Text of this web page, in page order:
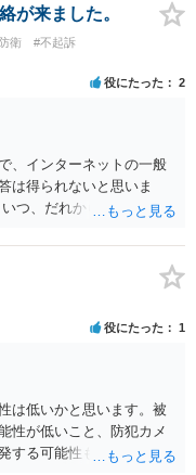
な就労・監督状況） ・監
実現可能性があるもので
執行猶予が狙える事案で
実刑となるか微妙な事案
が来ました。
衛
#不起訴
役にたった 2
、インターネットの一般
は得られないと思いま
つ、だれからどのような
て、お近くで詳細な法律
方がよいと思われます。
レコーダーを持参して取
す。
役にたった 1
は低いかと思います。被
性が低いこと、防犯カメ
する可能性も低いこと、